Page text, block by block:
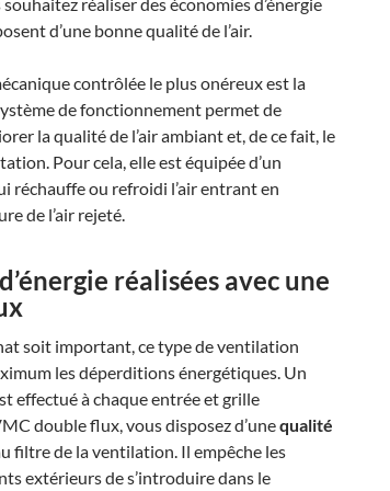
d’une bonne qualité de l’air.
contrôlée le plus onéreux est la
de fonctionnement permet de
la qualité de l’air ambiant et, de ce fait, le
Pour cela, elle est équipée d’un
réchauffe ou refroidi l’air entrant en
de l’air rejeté.
réalisées avec une
soit important, ce type de ventilation
les déperditions énergétiques. Un
effectué à chaque entrée et grille
double flux, vous disposez d’unequalité
filtre de la ventilation. Il empêche les
extérieurs de s’introduire dans le